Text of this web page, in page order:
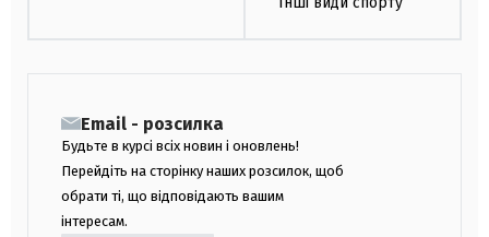
Email - розсилка
Будьте в курсі всіх новин і оновлень!
Перейдіть на сторінку наших розсилок, щоб
обрати ті, що відповідають вашим
інтересам.